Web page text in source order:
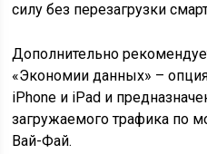
силу без перезагрузки
Дополнительно
«Экономии данных» – опция
iPhone и iPad и
загружаемого трафика по
Вай-Фай.